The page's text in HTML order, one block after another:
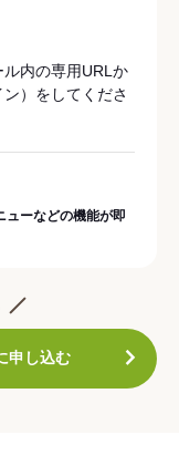
内の専用URLか
）をしてくださ
ューなどの機能が即
申し込む